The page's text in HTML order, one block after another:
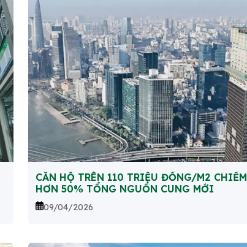
CĂN HỘ TRÊN 110 TRIỆU ĐỒNG/M2 CHIẾM
HƠN 50% TỔNG NGUỒN CUNG MỚI
09/04/2026